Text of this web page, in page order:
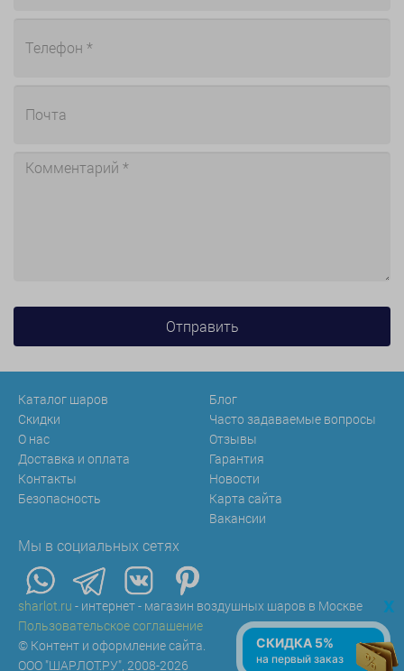
Каталог шаров
Скидки
О нас
Доставка и оплата
Контакты
Безопасность
Блог
Часто задаваемые вопросы
Отзывы
Гарантия
Новости
Карта сайта
Вакансии
Мы в социальных сетях
sharlot.ru - интернет - магазин воздушных шаров в Москве
Пользовательское соглашение
© Контент и оформление сайта.
ООО "ШАРЛОТ.РУ", 2008-2026
x
СКИДКА 5%
на первый заказ